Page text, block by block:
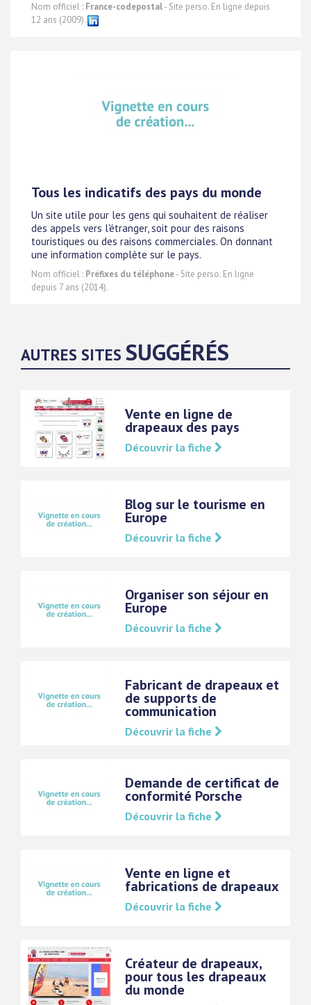
Nom officiel : France-codepostal- Site perso. En ligne depuis
12 ans (2009).
Tous les indicatifs des pays du monde
Un site utile pour les gens qui souhaitent de réaliser
des appels vers l'étranger, soit pour des raisons
touristiques ou des raisons commerciales. On donnant
une information complète sur le pays.
Nom officiel : Préfixes du téléphone- Site perso. En ligne
depuis 7 ans (2014).
AUTRES SITES SUGGÉRÉS
Vente en ligne de
drapeaux des pays
Découvrir la fiche
Blog sur le tourisme en
Europe
Découvrir la fiche
Organiser son séjour en
Europe
Découvrir la fiche
Fabricant de drapeaux et
de supports de
communication
Découvrir la fiche
Demande de certificat de
conformité Porsche
Découvrir la fiche
Vente en ligne et
fabrications de drapeaux
Découvrir la fiche
Créateur de drapeaux,
pour tous les drapeaux
du monde